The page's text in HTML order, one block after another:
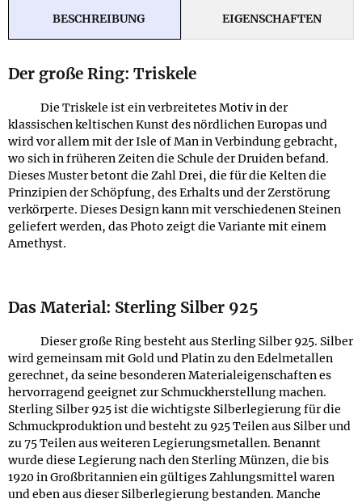
BESCHREIBUNG EIGENSCHAFTEN
Der große Ring: Triskele
Die Triskele ist ein verbreitetes Motiv in der
klassischen keltischen Kunst des nördlichen Europas und
wird vor allem mit der Isle of Man in Verbindung gebracht,
wo sich in früheren Zeiten die Schule der Druiden befand.
Dieses Muster betont die Zahl Drei, die für die Kelten die
Prinzipien der Schöpfung, des Erhalts und der Zerstörung
verkörperte. Dieses Design kann mit verschiedenen Steinen
geliefert werden, das Photo zeigt die Variante mit einem
Amethyst.
Das Material: Sterling Silber 925
Dieser große Ring besteht aus Sterling Silber 925. Silber
wird gemeinsam mit Gold und Platin zu den Edelmetallen
gerechnet, da seine besonderen Materialeigenschaften es
hervorragend geeignet zur Schmuckherstellung machen.
Sterling Silber 925 ist die wichtigste Silberlegierung für die
Schmuckproduktion und besteht zu 925 Teilen aus Silber und
zu 75 Teilen aus weiteren Legierungsmetallen. Benannt
wurde diese Legierung nach den Sterling Münzen, die bis
1920 in Großbritannien ein gültiges Zahlungsmittel waren
und eben aus dieser Silberlegierung bestanden. Manche